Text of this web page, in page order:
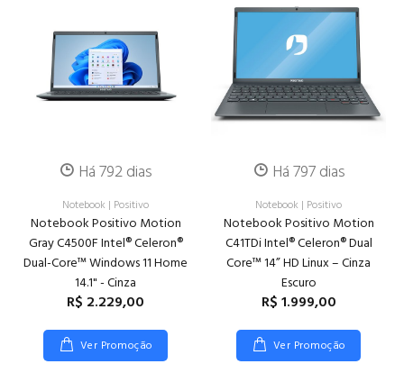
Há 792 dias
Notebook | Positivo
Notebook Positivo Motion
Gray C4500F Intel® Celeron®
Dual-Core™ Windows 11 Home
14.1" - Cinza
R$ 2.229,00
Ver Promoção
Há 797 dias
Notebook | Positivo
Notebook Positivo Motion
C41TDi Intel® Celeron® Dual
Core™ 14” HD Linux – Cinza
Escuro
R$ 1.999,00
Ver Promoção